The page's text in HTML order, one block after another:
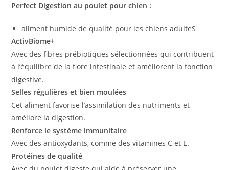
Perfect Digestion au poulet pour chien :
aliment humide de qualité pour les chiens adulteS
ActivBiome+
Avec des fibres prébiotiques sélectionnées qui contribuent
à l’équilibre de la flore intestinale et améliorent la fonction
digestive.
Selles régulières et bien moulées
Cet aliment favorise l’assimilation des nutriments et
améliore la digestion.
Renforce le système immunitaire
Avec des antioxydants, comme des vitamines C et E.
Protéines de qualité